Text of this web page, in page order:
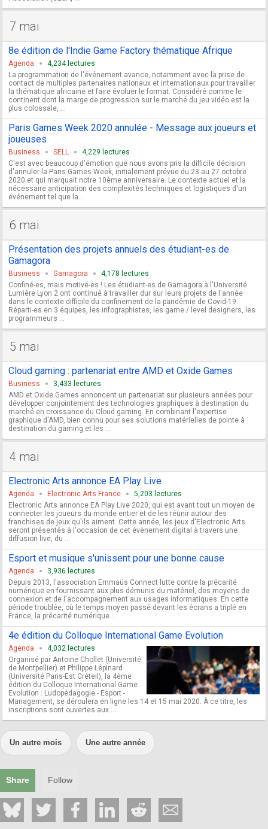
7 mai
8e édition de l'Indie Game Factory thématique Afrique
Agenda
4,234 lectures
La programmation de l'événement avance, notamment avec la prise de
contact de multiples partenaires nationaux et internationaux pour travailler
la thématique africaine et faire évoluer le format. Considéré comme le
continent dont la marge de progression sur le marché du jeu vidéo est la
plus colossale, ...
Paris Games Week 2020 annulée - Message aux joueurs et
joueuses
Business SELL
4,229 lectures
C'est avec beaucoup d'émotion que nous avons pris la difficile décision
d'annuler la Paris Games Week, initialement prévue du 23 au 27 octobre
2020 et qui marquait notre 10ème anniversaire. Le contexte actuel et la
nécessaire anticipation des complexités techniques et logistiques d'un
événement tel que la...
6 mai
Présentation des projets annuels des étudiant-es de
Gamagora
Business Gamagora
4,178 lectures
Confiné-es, mais motivé-es ! Les étudiant-es de Gamagora à l'Université
Lumière Lyon 2 ont continué à travailler dur sur leurs projets de l'année
dans le contexte difficile du confinement de la pandémie de Covid-19.
Réparti-es en 3 équipes, les infographistes, les game / level designers, les
programmeurs ...
5 mai
Cloud gaming : partenariat entre AMD et Oxide Games
Business
3,433 lectures
AMD et Oxide Games annoncent un partenariat sur plusieurs années pour
développer conjointement des technologies graphiques à destination du
marché en croissance du Cloud gaming. En combinant l'expertise
graphique d'AMD, bien connu pour ses solutions matérielles de pointe à
destination du gaming et les ...
4 mai
Electronic Arts annonce EA Play Live
Agenda Electronic Arts France
5,203 lectures
Electronic Arts annonce EA Play Live 2020, qui est avant tout un moyen de
connecter les joueurs du monde entier et de les réunir autour des
franchises de jeux qu'ils aiment. Cette année, les jeux d'Electronic Arts
seront présentés à l'occasion de cet évènement digital à travers une
diffusion live, du ...
Esport et musique s'unissent pour une bonne cause
Agenda
3,936 lectures
Depuis 2013, l'association Emmaüs Connect lutte contre la précarité
numérique en fournissant aux plus démunis du matériel, des moyens de
connexion et de l'accompagnement aux usages informatiques. En cette
période troublée, où le temps moyen passé devant les écrans a triplé en
France, la précarité numérique...
4e édition du Colloque International Game Evolution
Agenda
4,032 lectures
Organisé par Antoine Chollet (Université
de Montpellier) et Philippe Lépinard
(Université Paris-Est Créteil), la 4ème
édition du Colloque International Game
Evolution : Ludopédagogie - Esport -
Management, se déroulera en ligne les 14 et 15 mai 2020. À ce titre, les
inscriptions sont ouvertes aux ...
Un autre mois Une autre année
Share Follow